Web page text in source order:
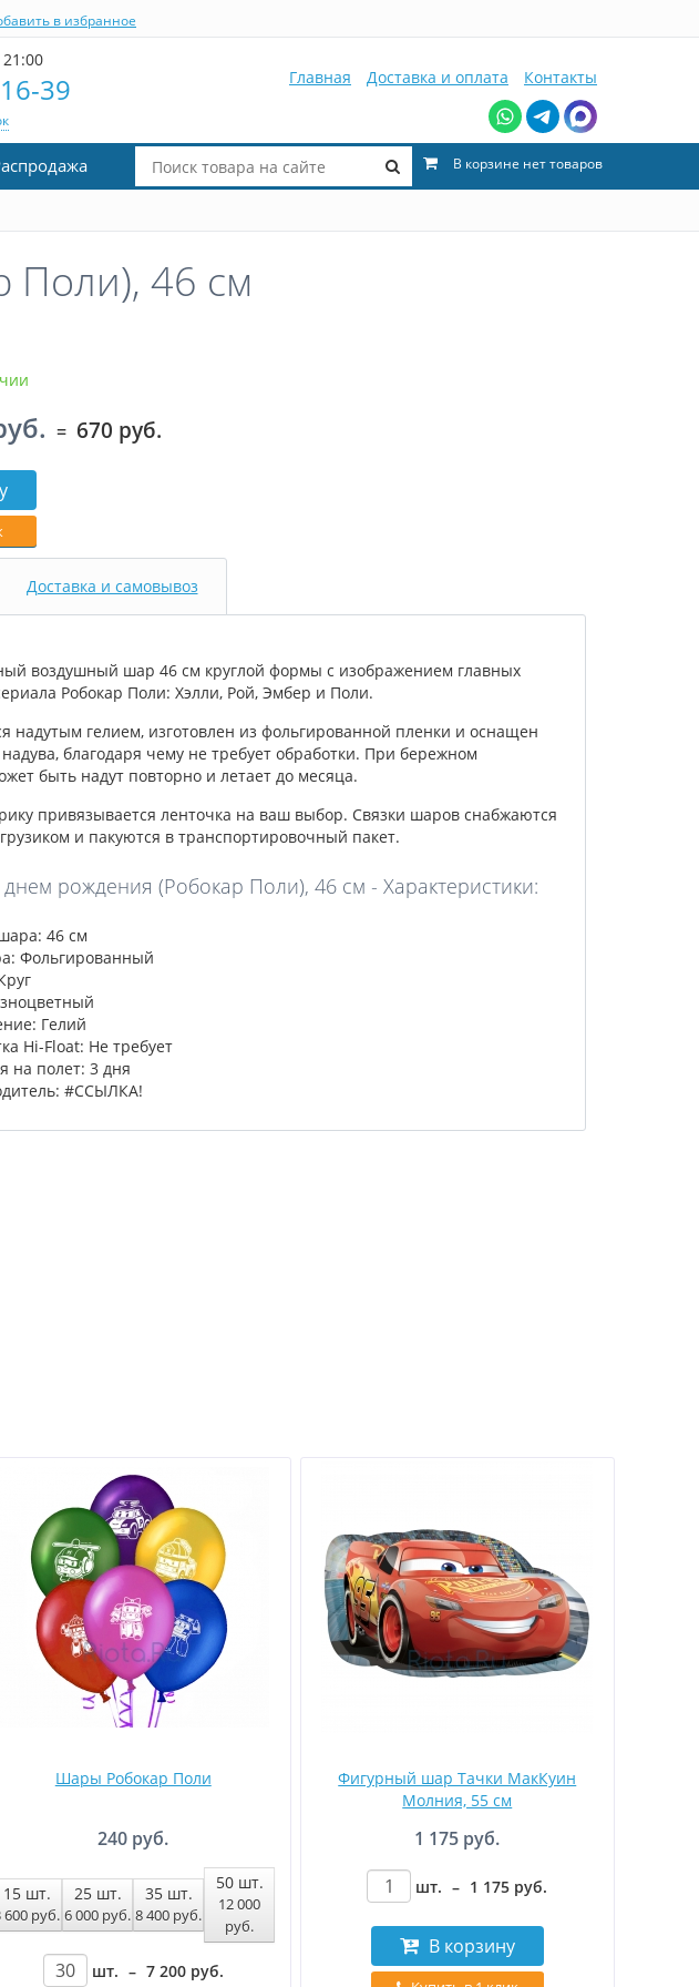
в избранное
39 Главная Доставка и оплата Контакты
В корзине нет товаров
Поли), 46 см
= 670 руб.
Доставка и самовывоз
воздушный шар 46 см круглой формы с изображением главных
Робокар Поли: Хэлли, Рой, Эмбер и Поли.
надутым гелием, изготовлен из фольгированной пленки и оснащен
благодаря чему не требует обработки. При бережном
быть надут повторно и летает до месяца.
привязывается ленточка на ваш выбор. Связки шаров снабжаются
и пакуются в транспортировочный пакет.
рождения (Робокар Поли), 46 см - Характеристики:
46 см
Фольгированный
Гелий
Hi-Float: Не требует
на полет: 3 дня
#ССЫЛКА!
Шары Робокар Поли
240 руб.
15шт.
600 руб.
25шт.
6 000 руб.
35шт.
8 400 руб.
50шт.
12 000
руб.
шт. – 7 200 руб.
Фигурный шар Тачки МакКуин
Молния, 55 см
1 175 руб.
шт. – 1 175 руб.
В корзину